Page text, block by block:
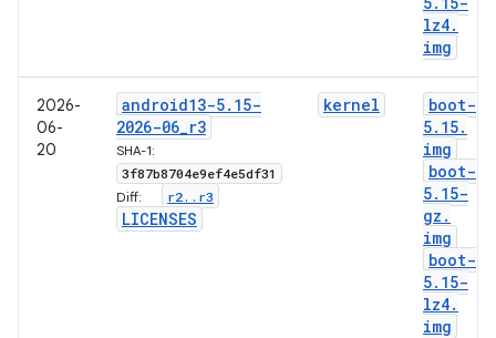
lz4.
img
2026-
06-
20
android13-5. 15-
2026-06_r3
SHA-1:
3f87b8704e9ef4e5df31
Diff: r2. . r3
LICENSES
kernel
boot-
5. 15.
img
boot-
5. 15-
gz .
img
boot-
5. 15-
lz4.
img